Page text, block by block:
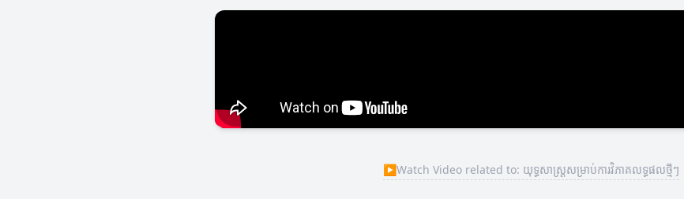
▶Watch Video related to: យុទ្ធសាស្ត្រសម្រាប់ការវិភាគលទ្ធផលថ្មីៗ